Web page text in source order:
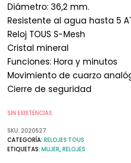
Diámetro: 36,2 mm.
Resistente al agua hasta 5
Reloj TOUS S-Mesh
Cristal mineral
Funciones: Hora y minutos
Movimiento de cuarzo
Cierre de seguridad
SIN EXISTENCIAS
SKU: 2020527
CATEGORÍA: RELOJES TOUS
ETIQUETAS: MUJER,RELOJES